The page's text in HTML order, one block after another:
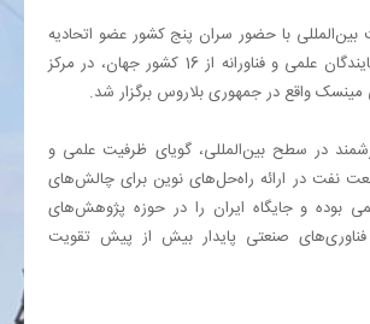
بین‌المللی با حضور سران پنج کشور عضو اتحادیه
اقتصادی اوراسیا و نمایندگان علمی و فناورانه از 16 کشور جهان، در مرکز
مینسک واقع در جمهوری بلاروس برگزار شد.
در سطح بین‌المللی، گویای ظرفیت علمی و
نفت در ارائه راه‌حل‌های نوین برای چالش‌های
بوده و جایگاه ایران را در حوزه پژوهش‌های
فناوری‌های صنعتی پایدار بیش از پیش تقویت